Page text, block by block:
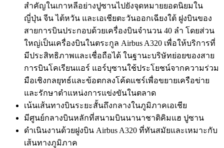
สำคัญในเกาหลีอย่างปูซานไปยังจุดหมายยอดนิยมใน
ญี่ปุ่น จีน ไต้หวัน และเอเชียตะวันออกเฉียงใต้ ฝูงบินของ
สายการบินประกอบด้วยเครื่องบินจำนวน 40 ลำ โดยส่วน
ใหญ่เป็นเครื่องบินในตระกูล Airbus A320 เพื่อให้บริการที่
มีประสิทธิภาพและเชื่อถือได้ ในฐานะบริษัทย่อยของสาย
การบินโคเรียนแอร์ แอร์บุซานใช้ประโยชน์จากความร่วม
มือเชิงกลยุทธ์และข้อตกลงโค้ดแชร์เพื่อขยายเครือข่าย
และรักษาตำแหน่งการแข่งขันในตลาด
เน้นเส้นทางบินระยะสั้นถึงกลางในภูมิภาคเอเชีย
มีศูนย์กลางบินหลักที่สนามบินนานาชาติคิมแฮ ปูซาน
ดำเนินงานด้วยฝูงบิน Airbus A320 ที่ทันสมัยและเหมาะกับ
เส้นทางภูมิภาค